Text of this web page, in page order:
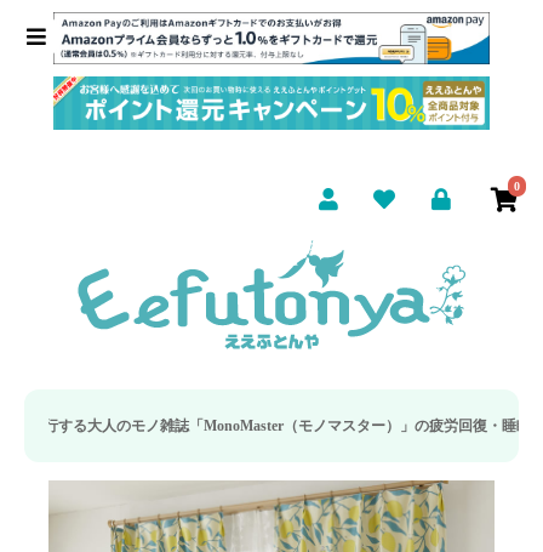
0
雑誌「MonoMaster（モノマスター）」の疲労回復・睡眠の向上特集に当社のリ